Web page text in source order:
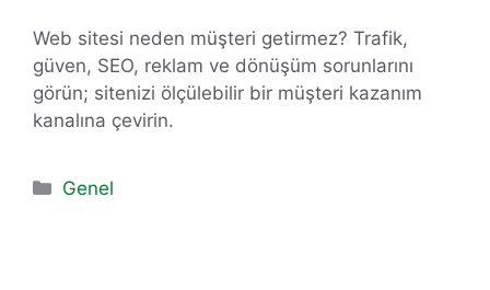
Web sitesi neden müşteri getirmez? Trafik,
güven, SEO, reklam ve dönüşüm sorunlarını
görün; sitenizi ölçülebilir bir müşteri kazanım
kanalına çevirin.
Kategoriler
Genel